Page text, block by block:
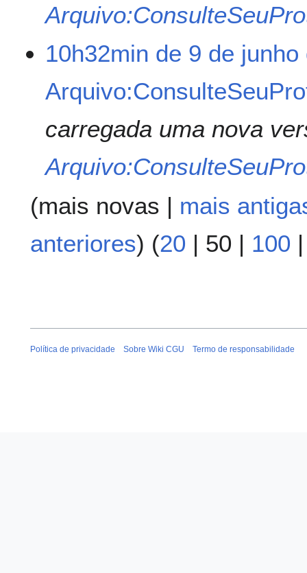
10h32min de 9 de junho
carregada uma nova
(mais novas | mais
anteriores) (20 | 50 | 100
Política de privacidade Sobre Wiki CGU Termo de responsabilidade